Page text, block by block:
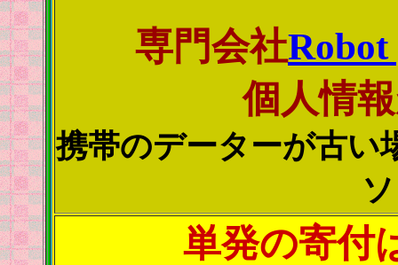
専門会社Robot
個人情
携帯のデーターが古い
単発の寄付